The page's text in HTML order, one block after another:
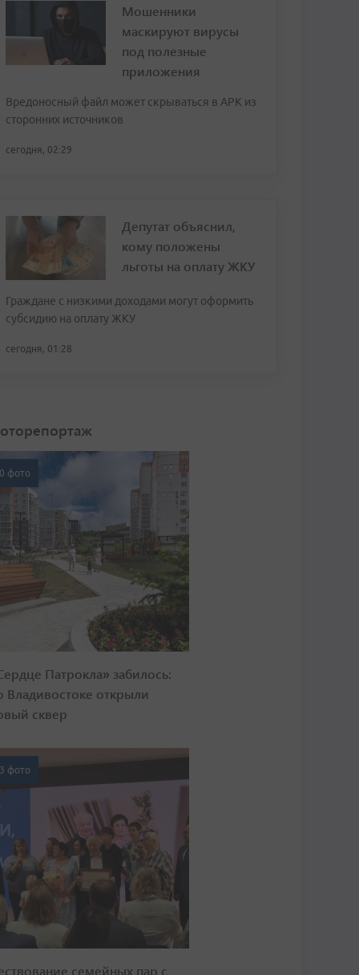
Мошенники
маскируют вирусы
под полезные
приложения
Вредоносный файл может скрываться в APK из
сторонних источников
сегодня, 02:29
Депутат объяснил,
кому положены
льготы на оплату ЖКУ
Граждане с низкими доходами могут оформить
субсидию на оплату ЖКУ
сегодня, 01:28
фото
Патрокла» забилось:
Владивостоке открыли
сквер
фото
семейных пар с